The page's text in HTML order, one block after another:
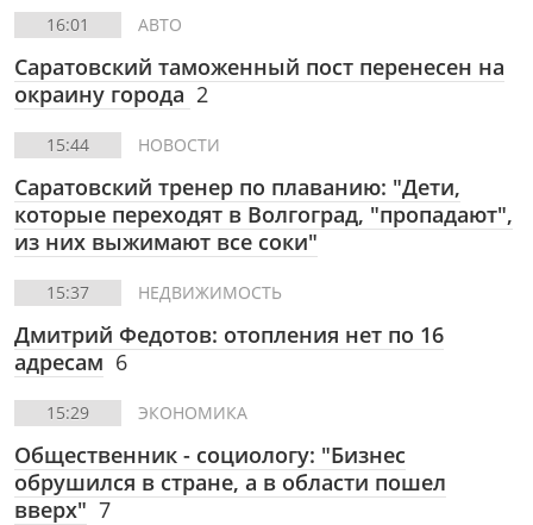
16:01 АВТО
Саратовский таможенный пост перенесен на
окраину города 2
15:44 НОВОСТИ
Саратовский тренер по плаванию: "Дети,
которые переходят в Волгоград, "пропадают",
из них выжимают все соки"
15:37 НЕДВИЖИМОСТЬ
Дмитрий Федотов: отопления нет по 16
адресам 6
15:29 ЭКОНОМИКА
Общественник - социологу: "Бизнес
обрушился в стране, а в области пошел
вверх" 7